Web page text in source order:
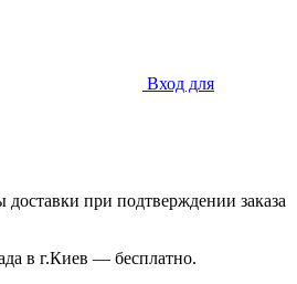
Вход для
при подтверждении заказа
в г.Киев — бесплатно.